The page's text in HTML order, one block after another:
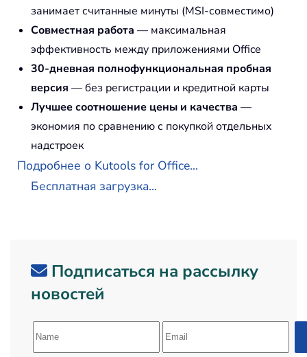
занимает считанные минуты (MSI-совместимо)
Совместная работа — максимальная
эффективность между приложениями Office
30-дневная полнофункциональная пробная
версия — без регистрации и кредитной карты
Лучшее соотношение цены и качества —
экономия по сравнению с покупкой отдельных
надстроек
Подробнее о Kutools for Office...
Бесплатная загрузка...
Подписаться на рассылку
новостей